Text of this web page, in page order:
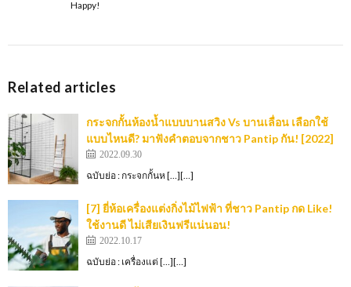
Happy!
Related articles
กระจกกั้นห้องน้ำแบบบานสวิง Vs บานเลื่อน เลือกใช้
แบบไหนดี? มาฟังคำตอบจากชาว Pantip กัน! [2022]
2022.09.30
ฉบับย่อ : กระจกกั้นห […][…]
[7] ยี่ห้อเครื่องแต่งกิ่งไม้ไฟฟ้า ที่ชาว Pantip กด Like!
ใช้งานดี ไม่เสียเงินฟรีแน่นอน!
2022.10.17
ฉบับย่อ : เครื่องแต่ […][…]